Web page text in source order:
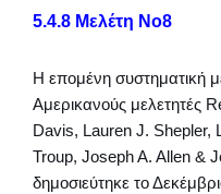
5.4.8 Μελέτη Νο8
Η επομένη συστηματική
Αμερικανούς μελετητές
Davis, Lauren J. Shepler,
Troup, Joseph A. Allen &
δημοσιεύτηκε το